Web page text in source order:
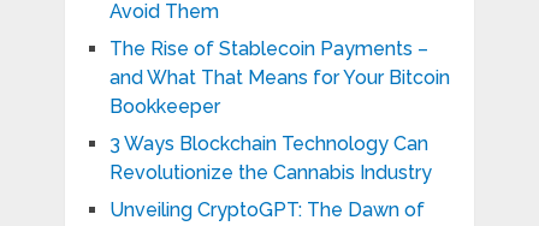
Avoid Them
The Rise of Stablecoin Payments –
and What That Means for Your Bitcoin
Bookkeeper
3 Ways Blockchain Technology Can
Revolutionize the Cannabis Industry
Unveiling CryptoGPT: The Dawn of